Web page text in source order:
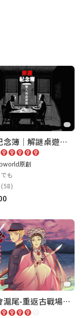
罪證紀念簿｜解謎桌遊｜警匪偵訊｜室內遊戲
原創
も
(58)
《再會滬尾-重返古戰場》｜淡水老街實境遊戲｜實體遊戲盒